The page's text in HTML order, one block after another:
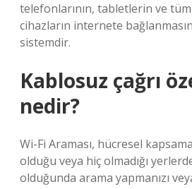
telefonlarının, tabletlerin ve
cihazların internete
sistemdir.
Kablosuz çağrı
nedir?
Wi-Fi Araması, hücresel kapsama
olduğu veya hiç olmadığı
olduğunda arama yapmanızı